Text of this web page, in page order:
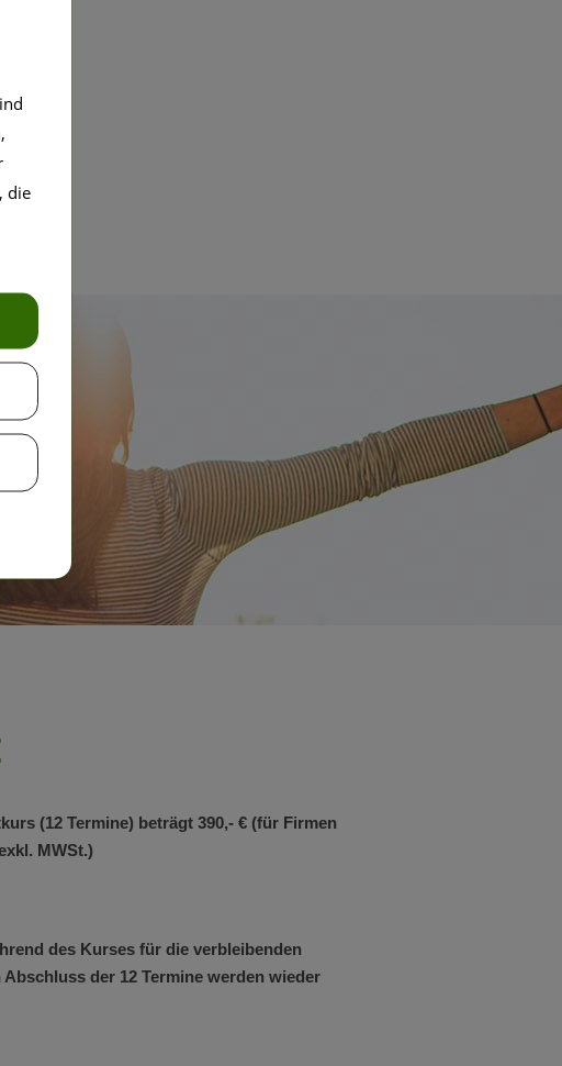
(12 Termine) beträgt 390,- € (für Firmen
MWSt.)
des Kurses für die verbleibenden
der 12 Termine werden wieder
die